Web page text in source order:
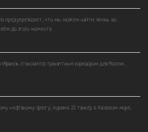
предупреждает, что мы можем найти жизнь во
до этого момента.
становится транзитным коридором для России,
нефтяному флоту, поразив 21 танкер в Азовском море,